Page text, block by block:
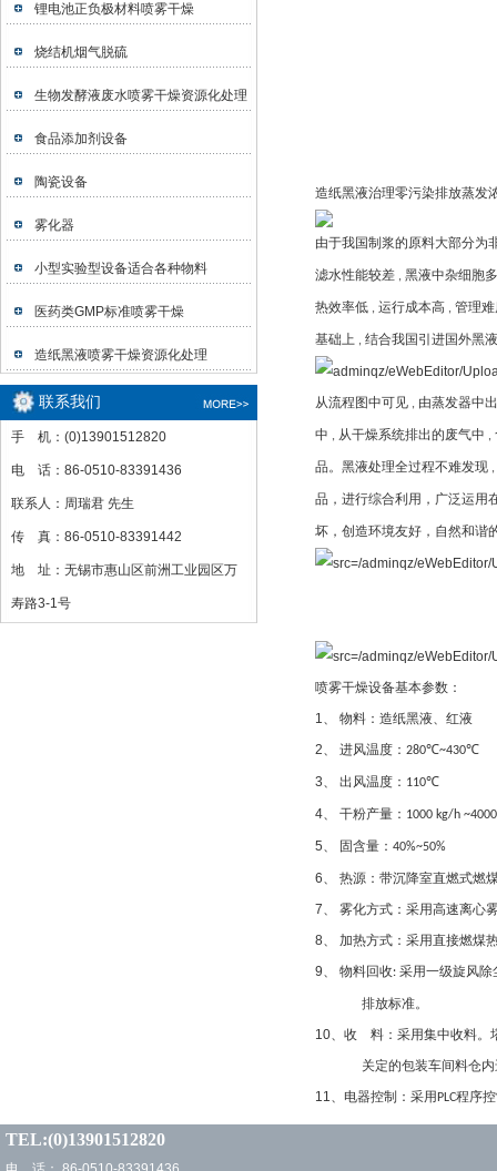
锂电池正负极材料喷雾干燥
烧结机烟气脱硫
生物发酵液废水喷雾干燥资源化处理
食品添加剂设备
陶瓷设备
雾化器
小型实验型设备适合各种物料
医药类GMP标准喷雾干燥
造纸黑液喷雾干燥资源化处理
联系我们
手 机：(0)13901512820
电 话：86-0510-83391436
联系人：周瑞君 先生
传 真：86-0510-83391442
地 址：无锡市惠山区前洲工业园区万
寿路3-1号
造纸黑液治理零污染排放蒸发
由于我国制浆的原料大部分为
滤水性能较差 , 黑液中杂细胞
热效率低 , 运行成本高 , 管理
基础上 , 结合我国引进国外黑
从流程图中可见 , 由蒸发器中
中 , 从干燥系统排出的废气中 ,
品。黑液处理全过程不难发现 ,
品，进行综合利用，广泛运用
坏，创造环境友好，自然和谐
喷雾干燥设备基本参数：
1、
物料：造纸黑液、红液
2、 进风温度： 280℃~430℃
3、 出风温度： 110℃
4、 干粉产量： 1000 kg/h
5、 固含量： 40%~50%
6、
热源：带沉降室直燃式燃
7、 雾化方式：采用高速离心
8、
加热方式：采用直接燃煤
9、 物料回收: 采用一级旋风除
排放标准。
10、收 料：采用集中收料。
关定的包装车间料仓内
11、电器控制：采用 PLC程序
TEL:(0)13901512820